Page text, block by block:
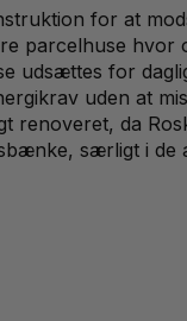
for at
parcelhuse
udsættes for
uden at
da
særligt i